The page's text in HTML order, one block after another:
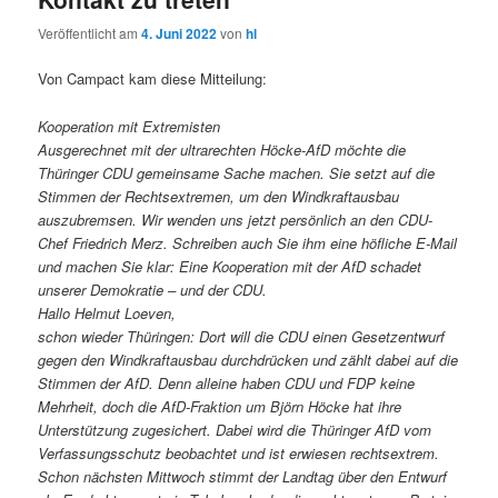
Veröffentlicht am4. Juni 2022vonhl
Von Campact kam diese Mitteilung:
Kooperation mit Extremisten
Ausgerechnet mit der ultrarechten Höcke-AfD möchte die
Thüringer CDU gemeinsame Sache machen. Sie setzt auf die
Stimmen der Rechtsextremen, um den Windkraftausbau
auszubremsen. Wir wenden uns jetzt persönlich an den CDU-
Chef Friedrich Merz. Schreiben auch Sie ihm eine höfliche E-Mail
und machen Sie klar: Eine Kooperation mit der AfD schadet
unserer Demokratie – und der CDU.
Hallo Helmut Loeven,
schon wieder Thüringen: Dort will die CDU einen Gesetzentwurf
gegen den Windkraftausbau durchdrücken und zählt dabei auf die
Stimmen der AfD. Denn alleine haben CDU und FDP keine
Mehrheit, doch die AfD-Fraktion um Björn Höcke hat ihre
Unterstützung zugesichert. Dabei wird die Thüringer AfD vom
Verfassungsschutz beobachtet und ist erwiesen rechtsextrem.
Schon nächsten Mittwoch stimmt der Landtag über den Entwurf